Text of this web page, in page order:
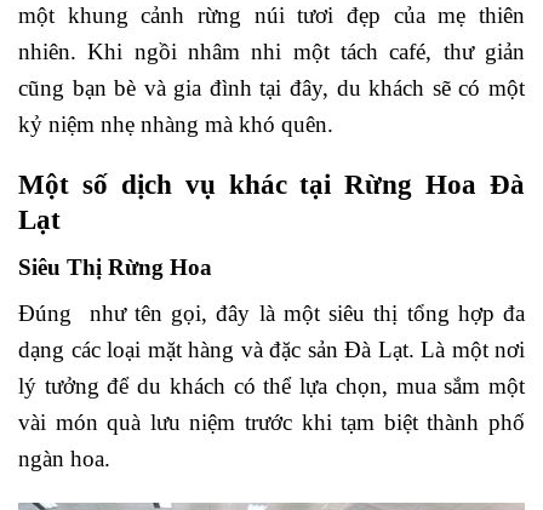
một khung cảnh rừng núi tươi đẹp của mẹ thiên
nhiên. Khi ngồi nhâm nhi một tách café, thư giản
cũng bạn bè và gia đình tại đây, du khách sẽ có một
kỷ niệm nhẹ nhàng mà khó quên.
Một số dịch vụ khác tại Rừng Hoa Đà
Lạt
Siêu Thị Rừng Hoa
Đúng như tên gọi, đây là một siêu thị tổng hợp đa
dạng các loại mặt hàng và đặc sản Đà Lạt. Là một nơi
lý tưởng để du khách có thể lựa chọn, mua sắm một
vài món quà lưu niệm trước khi tạm biệt thành phố
ngàn hoa.